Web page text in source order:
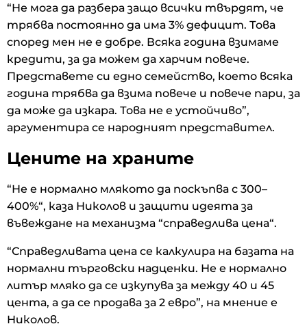
“Не мога да разбера защо всички твърдят, че
трябва постоянно да има 3% дефицит. Това
според мен не е добре. Всяка година взимаме
кредити, за да можем да харчим повече.
Представете си едно семейство, което всяка
година трябва да взима повече и повече пари, за
да може да изкара. Това не е устойчиво”,
аргументира се народният представител.
Цените на храните
“Не е нормално млякото да поскъпва с 300–
400%“, каза Николов и защити идеята за
въвеждане на механизма “справедлива цена“.
“Справедливата цена се калкулира на базата на
нормални търговски надценки. Не е нормално
литър мляко да се изкупува за между 40 и 45
цента, а да се продава за 2 евро”, на мнение е
Николов.